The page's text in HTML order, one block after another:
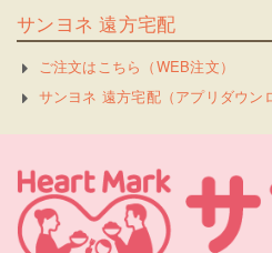
サンヨネ 遠方宅配
ご注文はこちら（WEB注文）
サンヨネ 遠方宅配（アプリダウン